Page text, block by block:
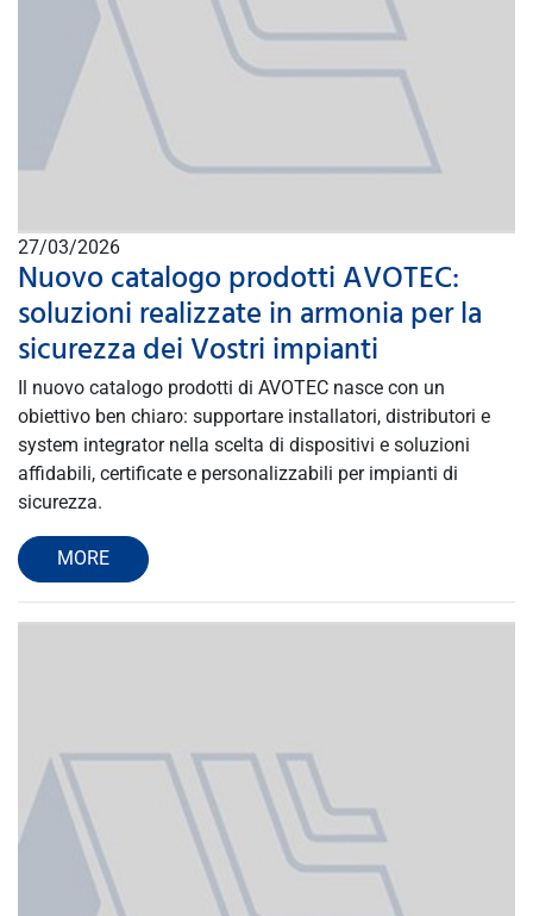
27/03/2026
Nuovo catalogo prodotti AVOTEC:
soluzioni realizzate in armonia per la
sicurezza dei Vostri impianti
Il nuovo catalogo prodotti di AVOTEC nasce con un
obiettivo ben chiaro: supportare installatori, distributori e
system integrator nella scelta di dispositivi e soluzioni
affidabili, certificate e personalizzabili per impianti di
sicurezza.
MORE